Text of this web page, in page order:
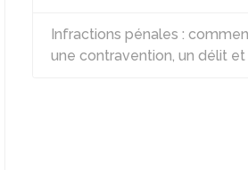
Infractions pénales :
une contravention, un délit et